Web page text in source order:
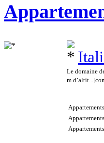
Le domaine
m d’altit...